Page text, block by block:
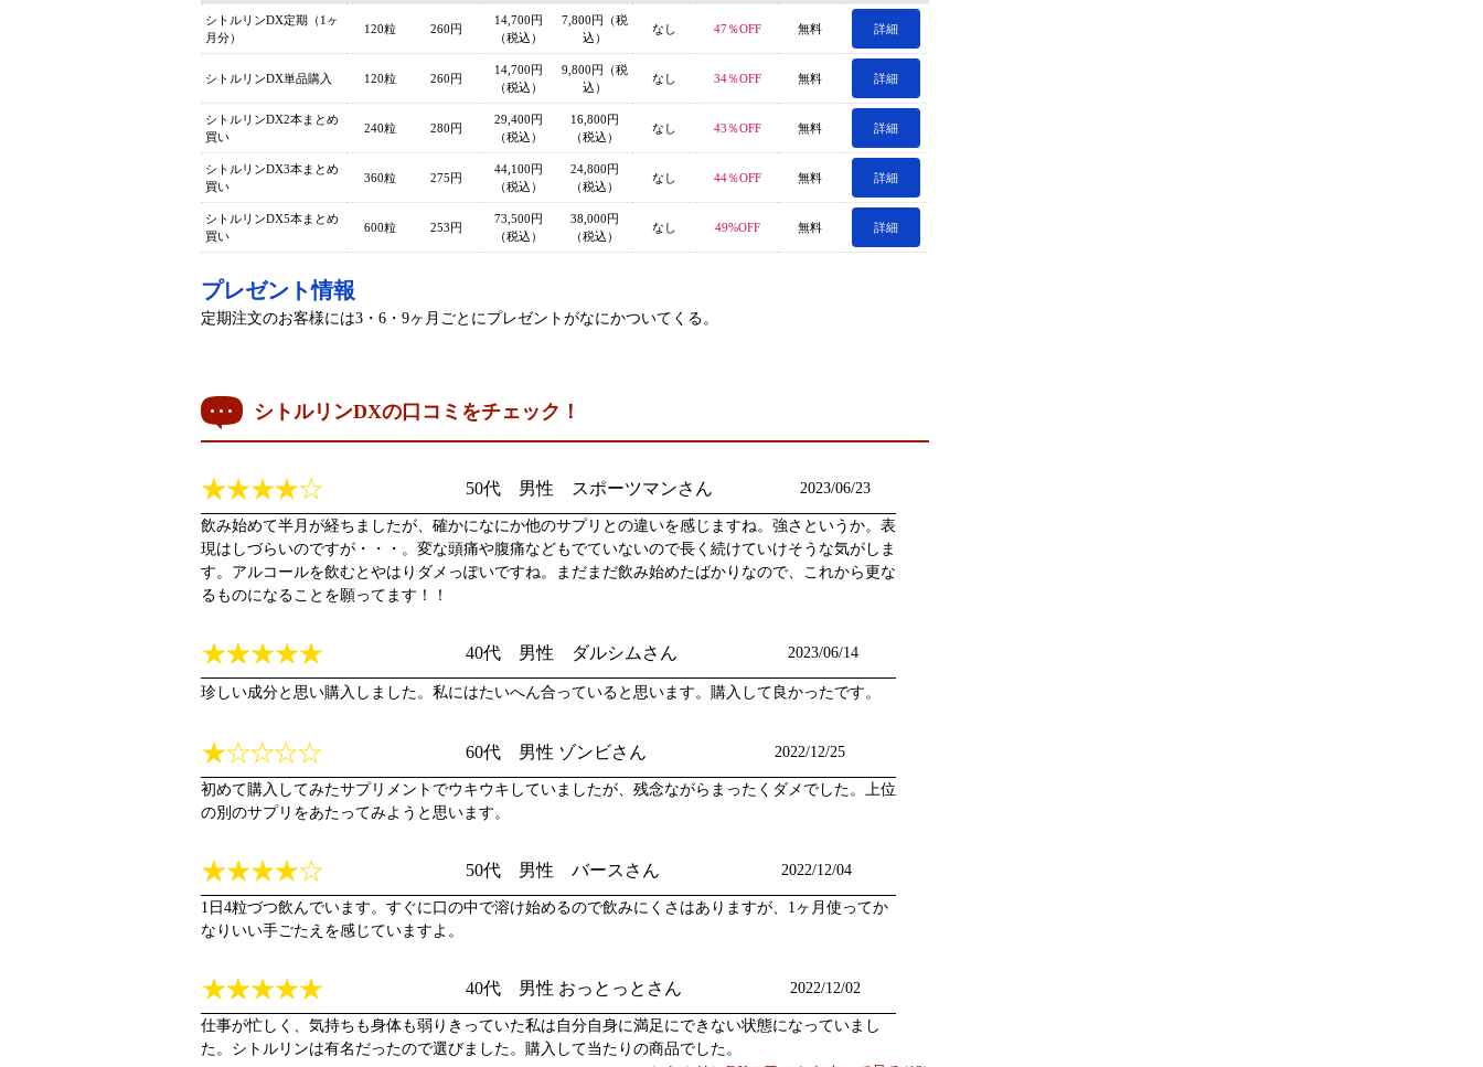
シトルリンDX定期（1ヶ
月分）
120粒 260円
14,700円
（税込）
7,800円（税
込）
なし 47％OFF 無料 詳細
シトルリンDX単品購入 120粒 260円
14,700円
（税込）
9,800円（税
込）
なし 34％OFF 無料 詳細
シトルリンDX2本まとめ
買い
240粒 280円
29,400円
（税込）
16,800円
（税込）
なし 43％OFF 無料 詳細
シトルリンDX3本まとめ
買い
360粒 275円
44,100円
（税込）
24,800円
（税込）
なし 44％OFF 無料 詳細
シトルリンDX5本まとめ
買い
600粒 253円
73,500円
（税込）
38,000円
（税込）
なし 49%OFF 無料 詳細
プレゼント情報
定期注文のお客様には3・6・9ヶ月ごとにプレゼントがなにかついてくる。
シトルリンDXの口コミをチェック！
50代 男性 スポーツマンさん 2023/06/23
飲み始めて半月が経ちましたが、確かになにか他のサプリとの違いを感じますね。強さというか。表
現はしづらいのですが・・・。変な頭痛や腹痛などもでていないので長く続けていけそうな気がしま
す。アルコールを飲むとやはりダメっぽいですね。まだまだ飲み始めたばかりなので、これから更な
るものになることを願ってます！！
40代 男性 ダルシムさん 2023/06/14
珍しい成分と思い購入しました。私にはたいへん合っていると思います。購入して良かったです。
60代 男性 ゾンビさん 2022/12/25
初めて購入してみたサプリメントでウキウキしていましたが、残念ながらまったくダメでした。上位
の別のサプリをあたってみようと思います。
50代 男性 バースさん 2022/12/04
1日4粒づつ飲んでいます。すぐに口の中で溶け始めるので飲みにくさはありますが、1ヶ月使ってか
なりいい手ごたえを感じていますよ。
40代 男性 おっとっとさん 2022/12/02
仕事が忙しく、気持ちも身体も弱りきっていた私は自分自身に満足にできない状態になっていまし
た。シトルリンは有名だったので選びました。購入して当たりの商品でした。